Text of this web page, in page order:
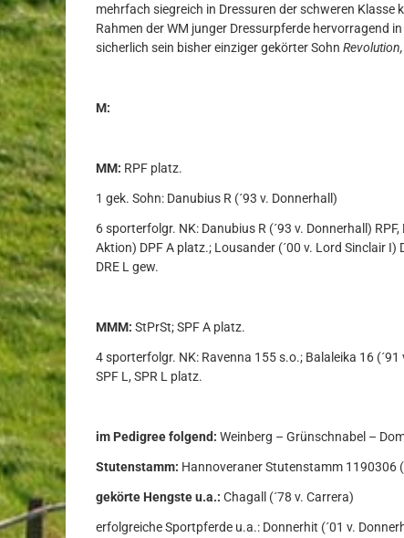
mehrfach siegreich in Dressuren der schweren
Rahmen der WM junger Dressurpferde hervorragend
sicherlich sein bisher einziger gekörter Sohn Revolution,
M:
MM: RPF platz.
1 gek. Sohn: Danubius R (´93 v. Donnerhall)
6 sporterfolgr. NK: Danubius R (´93 v. Donnerhall) RPF,
Aktion) DPF A platz.; Lousander (´00 v. Lord Sinclair I)
DRE L gew.
MMM: StPrSt; SPF A platz.
4 sporterfolgr. NK: Ravenna 155 s.o.; Balaleika 16 (´91
SPF L, SPR L platz.
im Pedigree folgend: Weinberg – Grünschnabel –
Stutenstamm: Hannoveraner Stutenstamm 1190306
gekörte Hengste u.a.: Chagall (´78 v. Carrera)
erfolgreiche Sportpferde u.a.: Donnerhit (´01 v.